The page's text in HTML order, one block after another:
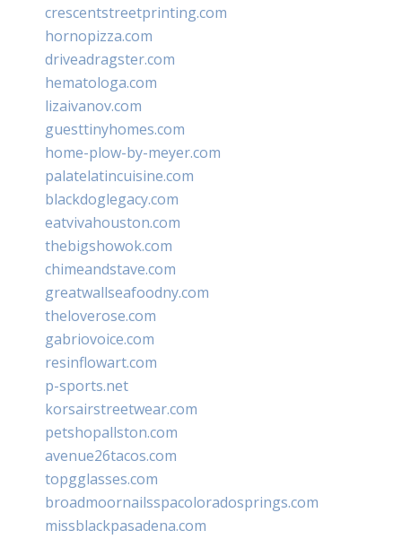
crescentstreetprinting.com
hornopizza.com
driveadragster.com
hematologa.com
lizaivanov.com
guesttinyhomes.com
home-plow-by-meyer.com
palatelatincuisine.com
blackdoglegacy.com
eatvivahouston.com
thebigshowok.com
chimeandstave.com
greatwallseafoodny.com
theloverose.com
gabriovoice.com
resinflowart.com
p-sports.net
korsairstreetwear.com
petshopallston.com
avenue26tacos.com
topgglasses.com
broadmoornailsspacoloradosprings.com
missblackpasadena.com